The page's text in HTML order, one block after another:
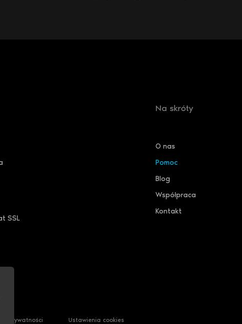
SSL
Na skróty
O nas
Pomoc
Blog
Współpraca
Kontakt
prywatności Ustawienia cookies